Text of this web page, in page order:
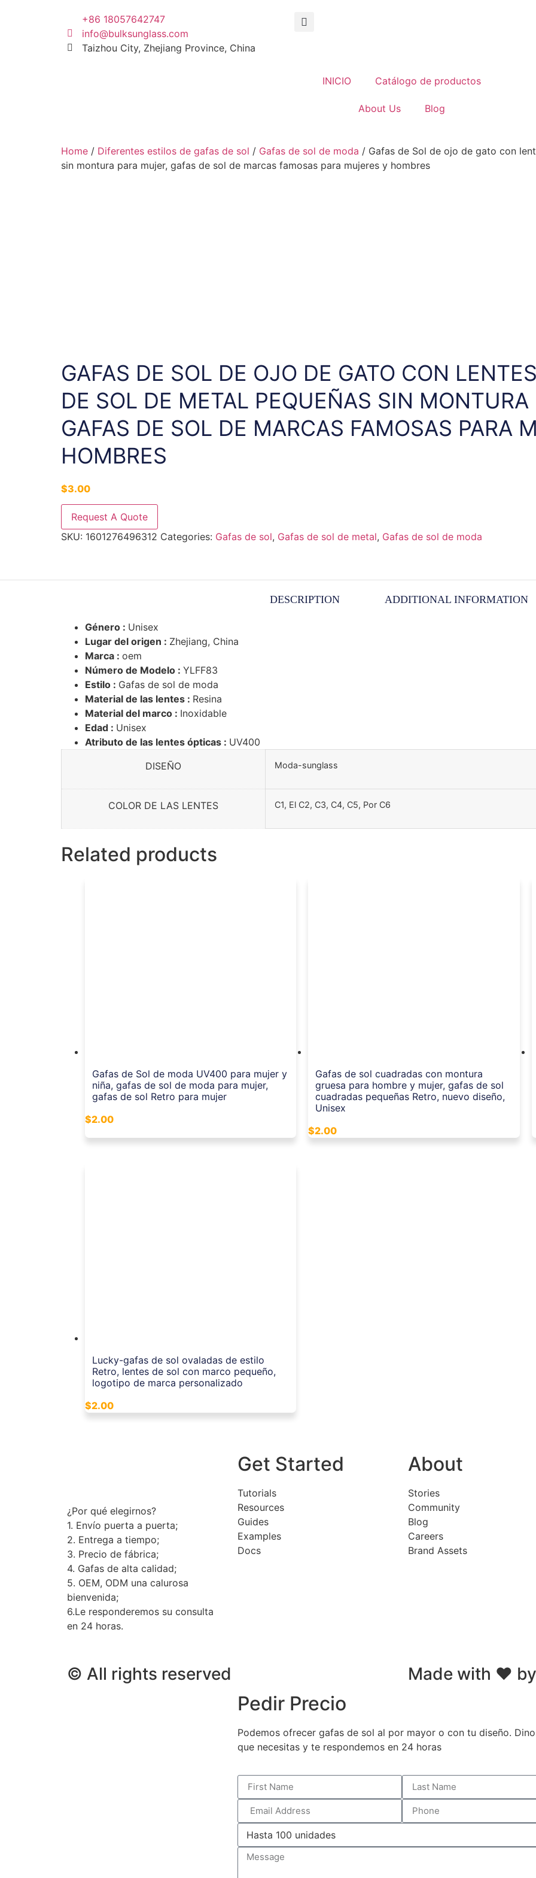
+86 18057642747
info@bulksunglass.com
Taizhou City, Zhejiang Province, China
INICIO Catálogo de productos
About Us Blog
Home / Diferentes estilos de gafas de sol / Gafas de sol de moda / Gafas de Sol de ojo de gato con
sin montura para mujer, gafas de sol de marcas famosas para mujeres y hombres
GAFAS DE SOL DE OJO DE GATO CON
DE SOL DE METAL PEQUEÑAS SIN MONTURA
GAFAS DE SOL DE MARCAS FAMOSAS PARA
HOMBRES
$3.00
Request A Quote
SKU: 1601276496312 Categories: Gafas de sol, Gafas de sol de metal, Gafas de sol de moda
DESCRIPTION ADDITIONAL INFORMATION
Género : Unisex
Lugar del origen : Zhejiang, China
Marca : oem
Número de Modelo : YLFF83
Estilo : Gafas de sol de moda
Material de las lentes : Resina
Material del marco : Inoxidable
Edad : Unisex
Atributo de las lentes ópticas : UV400
DISEÑO
Moda-sunglass
COLOR DE LAS LENTES C1, El C2, C3, C4, C5, Por C6
Related products
Gafas de Sol de moda UV400 para mujer y
niña, gafas de sol de moda para mujer,
gafas de sol Retro para mujer
$2.00
Gafas de sol cuadradas con montura
gruesa para hombre y mujer, gafas de sol
cuadradas pequeñas Retro, nuevo diseño,
Unisex
$2.00
Lucky-gafas de sol ovaladas de estilo
Retro, lentes de sol con marco pequeño,
logotipo de marca personalizado
$2.00
¿Por qué elegirnos?
1. Envío puerta a puerta;
2. Entrega a tiempo;
3. Precio de fábrica;
4. Gafas de alta calidad;
5. OEM, ODM una calurosa
bienvenida;
6.Le responderemos su consulta
en 24 horas.
Get Started
Tutorials
Resources
Guides
Examples
Docs
About
Stories
Community
Blog
Careers
Brand Assets
© All rights reserved Made with ❤
Pedir Precio​
Podemos ofrecer gafas de sol al por mayor o con tu diseño.
que necesitas y te respondemos en 24 horas